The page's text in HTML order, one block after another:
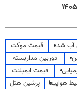
آب شده
قیمت موکت
دوربین مداربسته
قیمت ایمپلنت
هواپیما
پرشین هتل